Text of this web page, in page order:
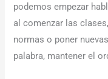
podemos empezar
al comenzar las
normas o poner
palabra, mantener el